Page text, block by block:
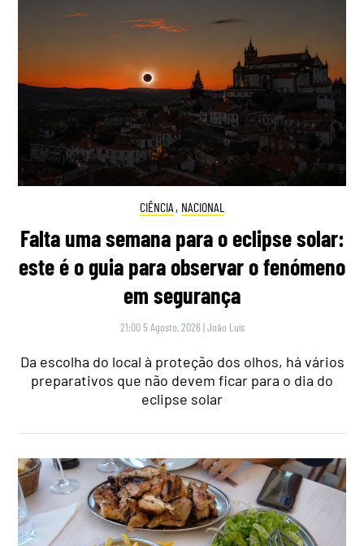
CIÊNCIA , NACIONAL
Falta uma semana para o eclipse solar:
este é o guia para observar o fenómeno
em segurança
21:00 5 Agosto, 2026 |João Luís
Da escolha do local à proteção dos olhos, há vários
preparativos que não devem ficar para o dia do
eclipse solar